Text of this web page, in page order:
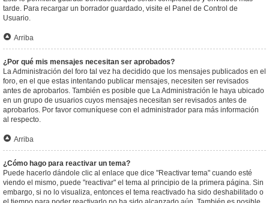
tarde. Para recargar un borrador guardado, visite el Panel de Control de
Usuario.
Arriba
¿Por qué mis mensajes necesitan ser aprobados?
La Administración del foro tal vez ha decidido que los mensajes publicados en el
foro, en el que estas intentando publicar mensajes, necesiten ser revisados
antes de aprobarlos. También es posible que La Administración le haya ubicado
en un grupo de usuarios cuyos mensajes necesitan ser revisados antes de
aprobarlos. Por favor comuníquese con el administrador para más información
al respecto.
Arriba
¿Cómo hago para reactivar un tema?
Puede hacerlo dándole clic al enlace que dice "Reactivar tema" cuando esté
viendo el mismo, puede "reactivar" el tema al principio de la primera página. Sin
embargo, si no lo visualiza, entonces el tema reactivado ha sido deshabilitado o